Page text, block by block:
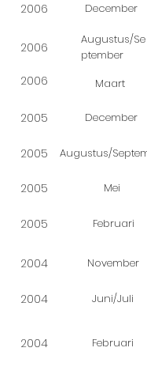
2006
2006
2006
Augustus/Se
ptember
December
Augustus/
Maart
2005
December
2005
2005 Mei
2005 Februari
2004
2004
2004 November
Juni/Juli
Februari